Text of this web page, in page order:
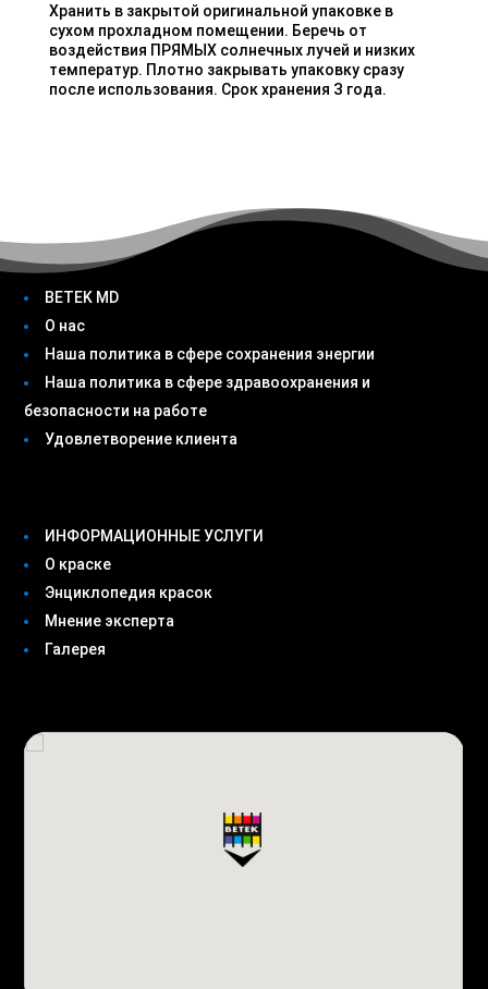
Хранить в закрытой оригинальной упаковке в
сухом прохладном помещении. Беречь от
воздействия ПРЯМЫХ солнечных лучей и низких
температур. Плотно закрывать упаковку сразу
после использования. Срок хранения З года.
BETEK MD
О нас
Наша политика в сфере сохранения энергии
Наша политика в сфере здравоохранения и
безопасности на работе
Удовлетворение клиента
ИНФОРМАЦИОННЫЕ УСЛУГИ
О краске
Энциклопедия красок
Мнение эксперта
Галерея